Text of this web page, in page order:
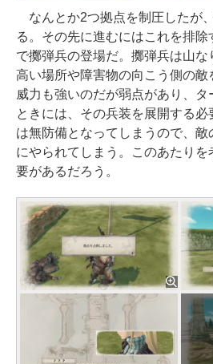
なんとか2つ拠点を制圧したが
る。その先に進むにはこれを排除
で擲弾兵の登場だ。擲弾兵は山な
高い場所や障害物の向こう側の敵
威力も強いのだが弱点があり、タ
ときには、その兵装を展開する必
は無防備となってしまうので、
にやられてしまう。このあたり
要があるだろう。